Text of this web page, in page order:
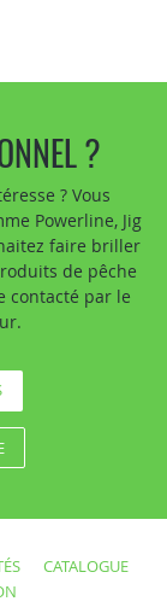
?
? Vous
Powerline, Jig
faire briller
de pêche
contacté par le
CATALOGUE